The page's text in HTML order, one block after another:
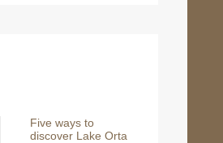
Five ways to
discover Lake Orta